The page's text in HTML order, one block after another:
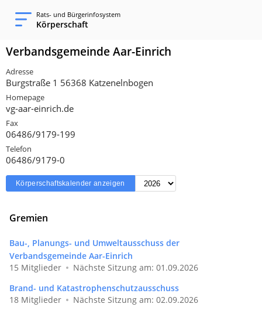
Rats- und Bürgerinfosystem
Körperschaft
Verbandsgemeinde Aar-Einrich
Adresse
Burgstraße 1 56368 Katzenelnbogen
Homepage
vg-aar-einrich.de
Fax
06486/9179-199
Telefon
06486/9179-0
Körperschaftskalender anzeigen
Gremien
Bau-, Planungs- und Umweltausschuss der
Verbandsgemeinde Aar-Einrich
15 Mitglieder
Nächste Sitzung am: 01.09.2026
Brand- und Katastrophenschutzausschuss
18 Mitglieder
Nächste Sitzung am: 02.09.2026